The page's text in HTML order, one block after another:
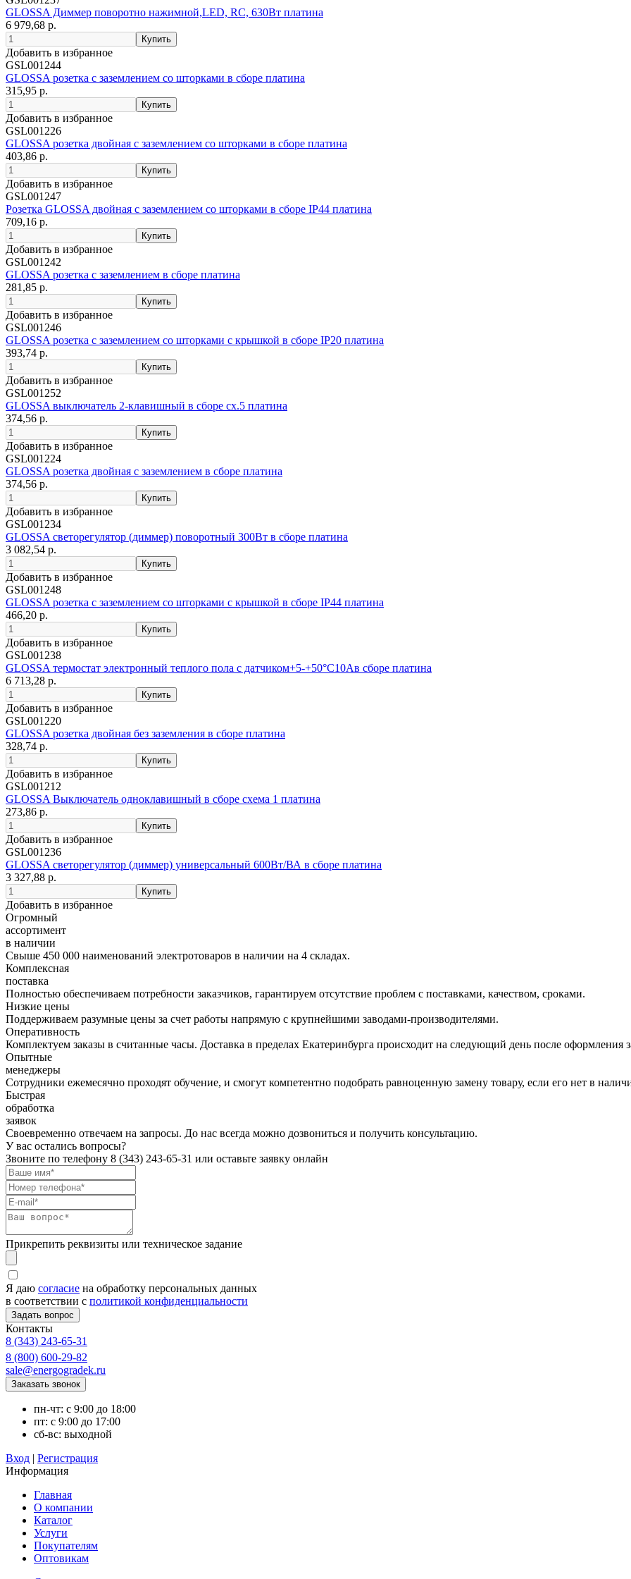
GLOSSA Диммер поворотно нажимной,LED, RC, 630Вт платина
6 979,68 р.
Добавить в избранное
GSL001244
GLOSSA розетка с заземлением со шторками в сборе платина
315,95 р.
Добавить в избранное
GSL001226
GLOSSA розетка двойная с заземлением со шторками в сборе платина
403,86 р.
Добавить в избранное
GSL001247
Розетка GLOSSA двойная с заземлением со шторками в сборе IP44 платина
709,16 р.
Добавить в избранное
GSL001242
GLOSSA розетка с заземлением в сборе платина
281,85 р.
Добавить в избранное
GSL001246
GLOSSA розетка с заземлением со шторками с крышкой в сборе IP20 платина
393,74 р.
Добавить в избранное
GSL001252
GLOSSA выключатель 2-клавишный в сборе сх.5 платина
374,56 р.
Добавить в избранное
GSL001224
GLOSSA розетка двойная с заземлением в сборе платина
374,56 р.
Добавить в избранное
GSL001234
GLOSSA светорегулятор (диммер) поворотный 300Вт в сборе платина
3 082,54 р.
Добавить в избранное
GSL001248
GLOSSA розетка с заземлением со шторками с крышкой в сборе IP44 платина
466,20 р.
Добавить в избранное
GSL001238
GLOSSA термостат электронный теплого пола с датчиком+5-+50°C10Aв сборе платина
6 713,28 р.
Добавить в избранное
GSL001220
GLOSSA розетка двойная без заземления в сборе платина
328,74 р.
Добавить в избранное
GSL001212
GLOSSA Выключатель одноклавишный в сборе схема 1 платина
273,86 р.
Добавить в избранное
GSL001236
GLOSSA светорегулятор (диммер) универсальный 600Вт/ВА в сборе платина
3 327,88 р.
Добавить в избранное
Огромный
ассортимент
в наличии
Свыше 450 000 наименований электротоваров в наличии на 4 складах.
Комплексная
поставка
Полностью обеспечиваем потребности заказчиков, гарантируем отсутствие проблем с поставками, качеством, сроками.
Низкие цены
Поддерживаем разумные цены за счет работы напрямую с крупнейшими заводами-производителями.
Оперативность
Комплектуем заказы в считанные часы. Доставка в пределах Екатеринбурга происходит на следующий день после оформления
Опытные
менеджеры
Сотрудники ежемесячно проходят обучение, и смогут компетентно подобрать равноценную замену товару, если его нет в
Быстрая
обработка
заявок
Своевременно отвечаем на запросы. До нас всегда можно дозвониться и получить консультацию.
У вас остались вопросы?
Звоните по телефону 8 (343) 243-65-31 или оставьте заявку онлайн
Прикрепить реквизиты или техническое задание
Я даю согласие на обработку персональных данных
в соответствии с политикой конфиденциальности
Контакты
8 (343) 243-65-31
8 (800) 600-29-82
sale@energogradek.ru
пн-чт: с 9:00 до 18:00
пт: с 9:00 до 17:00
сб-вс: выходной
Вход | Регистрация
Информация
Главная
О компании
Каталог
Услуги
Покупателям
Оптовикам